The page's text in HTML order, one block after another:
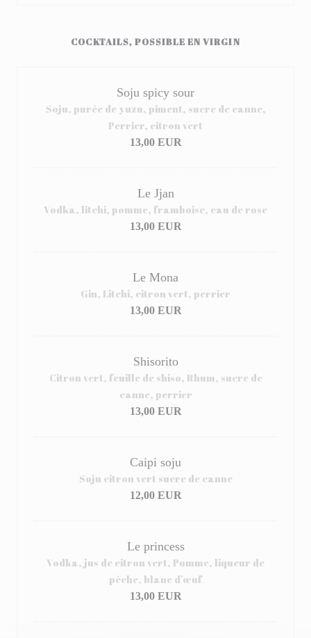
COCKTAILS, POSSIBLE EN VIRGIN
Soju spicy sour
Soju, purée de yuzu, piment, sucre de canne,
Perrier, citron vert
13,00 EUR
Le Jjan
Vodka, litchi, pomme, framboise, eau de rose
13,00 EUR
Le Mona
Gin, Litchi, citron vert, perrier
13,00 EUR
Shisorito
Citron vert, feuille de shiso, Rhum, sucre de
canne, perrier
13,00 EUR
Caipi soju
Soju citron vert sucre de canne
12,00 EUR
Le princess
Vodka, jus de citron vert, Pomme, liqueur de
pèche, blanc d’œuf
13,00 EUR